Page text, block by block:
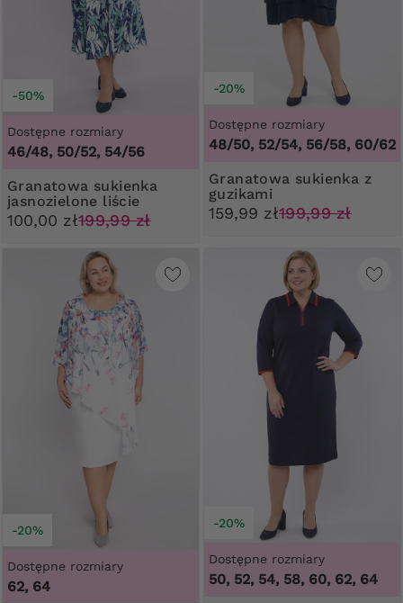
-50%
Dostępne rozmiary
46/48, 50/52, 54/56
Granatowa sukienka
jasnozielone liście
100,00 zł199,99 zł
-20%
Dostępne rozmiary
48/50, 52/54, 56/58, 60/62
Granatowa sukienka z
guzikami
159,99 zł199,99 zł
-20%
Dostępne rozmiary
62, 64
-20%
Dostępne rozmiary
50, 52, 54, 58, 60, 62, 64